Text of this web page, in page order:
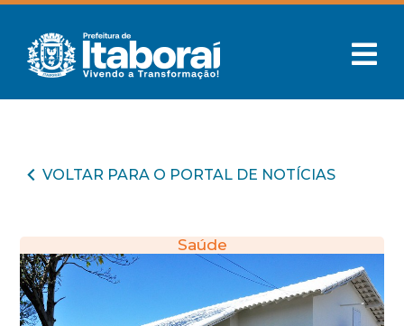
VOLTAR PARA O PORTAL DE NOTÍCIAS
Saúde